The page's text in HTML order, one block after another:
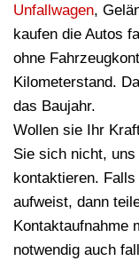
Unfallwagen,
kaufen die Autos
ohne
Kilometerstand.
das Baujahr.
Wollen sie Ihr
Sie sich nicht,
kontaktieren.
aufweist, dann
Kontaktaufnahme
notwendig auch